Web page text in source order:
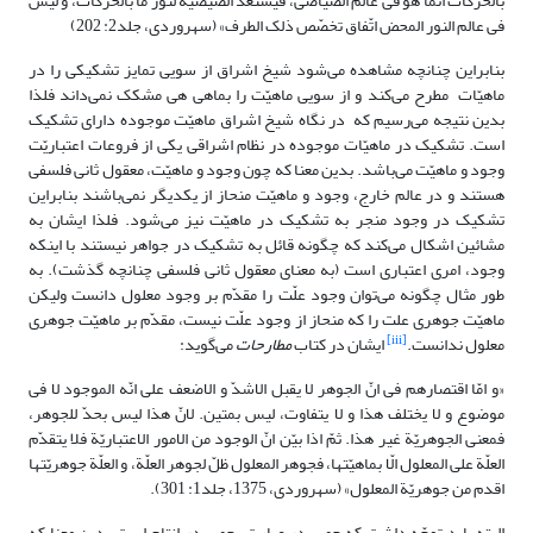
فی عالم النور المحض اتّفاق تخصّص‏ ذلک الطرف» (سهروردی، جلد2: 202)
بنابراین چنانچه مشاهده می‌شود شیخ اشراق از سویی تمایز تشکیکی را در
ماهیّات مطرح می‌کند‌ و از سویی ماهیّت را بماهی هی مشکک نمی‌داند فلذا
بدین نتیجه می‌رسیم که در نگاه شیخ اشراق ماهیّت موجوده دارای تشکیک
است. تشکیک در ماهیّات موجوده در نظام اشراقی یکی از فروعات اعتباریّت
وجود و ماهیّت می‌باشد. بدین معنا که چون وجود و ماهیّت، معقول ثانی فلسفی
هستند و در عالم خارج، وجود و ماهیّت منحاز از یکدیگر نمی‌باشند بنابراین
تشکیک در وجود منجر به تشکیک در ماهیّت نیز می‌شود. فلذا ایشان به
مشائین اشکال می‌کند که چگونه قائل به تشکیک در جواهر نیستند با اینکه
وجود، امری اعتباری است (به معنای معقول ثانی فلسفی چنانچه گذشت). به
طور مثال چگونه می‌توان وجود علّت را مقدّم بر وجود معلول دانست ولیکن
ماهیّت جوهری علت را که منحاز از وجود علّت نیست، مقدّم بر ماهیّت جوهری
معلول ندانست.[iii] ایشان در کتابمطارحاتمی‌گوید:
«و امّا اقتصارهم فى انّ الجوهر لا یقبل الاشدّ و الاضعف على انّه‏ الموجود لا فی
موضوع و لا یختلف هذا و لا یتفاوت، لیس بمتین. لانّ هذا لیس بحدّ للجوهر،
فمعنى‏ الجوهریّة غیر هذا. ثمّ اذا بیّن انّ الوجود من الامور الاعتباریّة فلا یتقدّم
العلّة على المعلول الّا بماهیّتها، فجوهر المعلول ظلّ لجوهر العلّة، و العلّة جوهریّتها
اقدم من جوهریّة المعلول» (سهروردی، 1375، جلد1: 301).